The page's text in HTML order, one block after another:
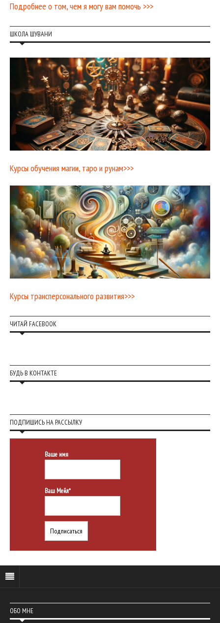
Подробнее о том, чем я могу вам помочь >>>
ШКОЛА ШУВАНИ
Курсы обучения магии, таро и рунам>>>
Курсы трансперсонального развития>>>
ЧИТАЙ FACEBOOK
БУДЬ В КОНТАКТЕ
ПОДПИШИСЬ НА РАССЫЛКУ
Ваше имя
Ваш Мейл*
ОБО МНЕ